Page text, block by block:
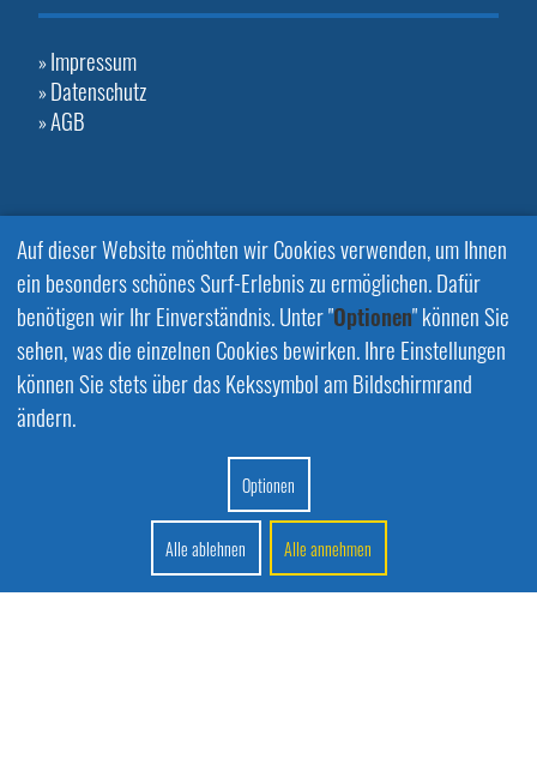
» Impressum
» Datenschutz
»AGB
Auf dieser Website möchten wir Cookies verwenden, um Ihnen
ein besonders schönes Surf-Erlebnis zu ermöglichen. Dafür
benötigen wir Ihr Einverständnis. Unter "Optionen" können Sie
sehen, was die einzelnen Cookies bewirken. Ihre Einstellungen
können Sie stets über das Kekssymbol am Bildschirmrand
ändern.
Optionen
Alle ablehnen Alle annehmen